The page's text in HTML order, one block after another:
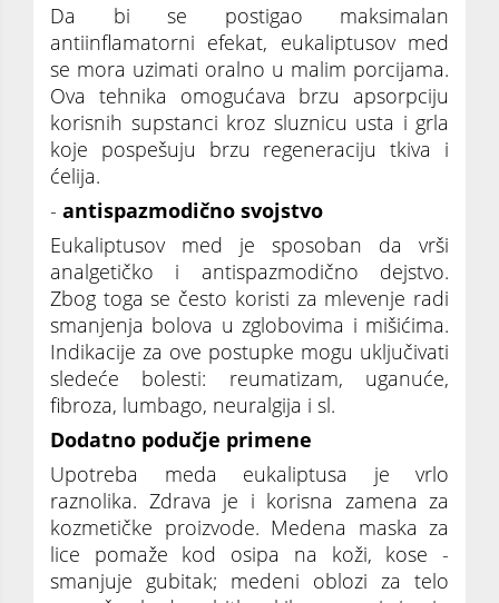
Da bi se postigao maksimalan
antiinflamatorni efekat, eukaliptusov med
se mora uzimati oralno u malim porcijama.
Ova tehnika omogućava brzu apsorpciju
korisnih supstanci kroz sluznicu usta i grla
koje pospešuju brzu regeneraciju tkiva i
ćelija.
- antispazmodično svojstvo
Eukaliptusov med je sposoban da vrši
analgetičko i antispazmodično dejstvo.
Zbog toga se često koristi za mlevenje radi
smanjenja bolova u zglobovima i mišićima.
Indikacije za ove postupke mogu uključivati
sledeće bolesti: reumatizam, uganuće,
fibroza, lumbago, neuralgija i sl.
Dodatno podučje primene
Upotreba meda eukaliptusa je vrlo
raznolika. Zdrava je i korisna zamena za
kozmetičke proizvode. Medena maska za
lice pomaže kod osipa na koži, kose -
smanjuje gubitak; medeni oblozi za telo